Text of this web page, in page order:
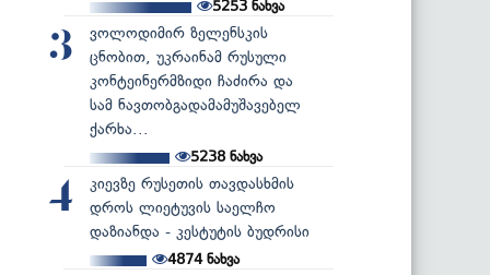
5253 ნახვა
3
ვოლოდიმირ ზელენსკის
ცნობით, უკრაინამ რუსული
კონტეინერმზიდი ჩაძირა და
სამ ნავთობგადამამუშავებელ
ქარხა...
5238ნახვა
4
კიევზე რუსეთის თავდასხმის
დროს ლიეტუვის საელჩო
დაზიანდა - კესტუტის ბუდრისი
4874ნახვა